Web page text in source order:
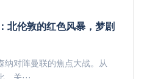
北伦敦的红色风暴，梦剧
纳对阵曼联的焦点大战。从
关···